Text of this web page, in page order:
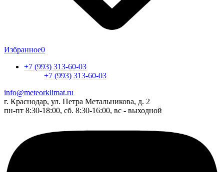
Избранное0
+7 (993) 313-60-03
+7 (993) 313-60-03
info@meteorklimat.ru
г. Краснодар, ул. Петра Метальникова, д. 2
пн-пт 8:30-18:00, сб. 8:30-16:00, вс - выходной